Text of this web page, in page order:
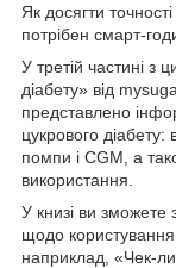
Як досягти
потрібен смарт-
У третій частині з
діабету» від
представлено
цукрового діабету:
помпи і CGM, а
використання.
У книзі ви зможете
щодо
наприклад, «Чек-